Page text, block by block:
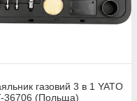
газовий 3 в 1 YATO
36706 (Польща)